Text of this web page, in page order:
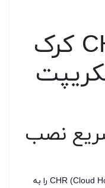
میکروتیک CHR کرک
نصب
اگر قصد دارید میکروتیک CHR (Cloud Hosted Router) را به